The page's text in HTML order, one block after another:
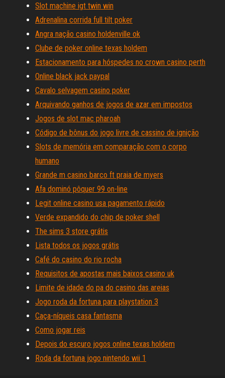
Slot machine igt twin win
Adrenalina corrida full tilt poker
Angra nação casino holdenville ok
Clube de poker online texas holdem
Estacionamento para hóspedes no crown casino perth
Online black jack paypal
Cavalo selvagem casino poker
Arquivando ganhos de jogos de azar em impostos
Jogos de slot mac pharoah
Código de bônus do jogo livre de cassino de ignição
Slots de memória em comparação com o corpo
humano
Grande m casino barco ft praia de myers
Afa dominó pôquer 99 on-line
Legit online casino usa pagamento rápido
Verde expandido do chip de poker shell
The sims 3 store grátis
Lista todos os jogos grátis
Café do casino do rio rocha
Requisitos de apostas mais baixos casino uk
Limite de idade do pa do casino das areias
Jogo roda da fortuna para playstation 3
Caça-níqueis casa fantasma
Como jogar reis
Depois do escuro jogos online texas holdem
Roda da fortuna jogo nintendo wii 1